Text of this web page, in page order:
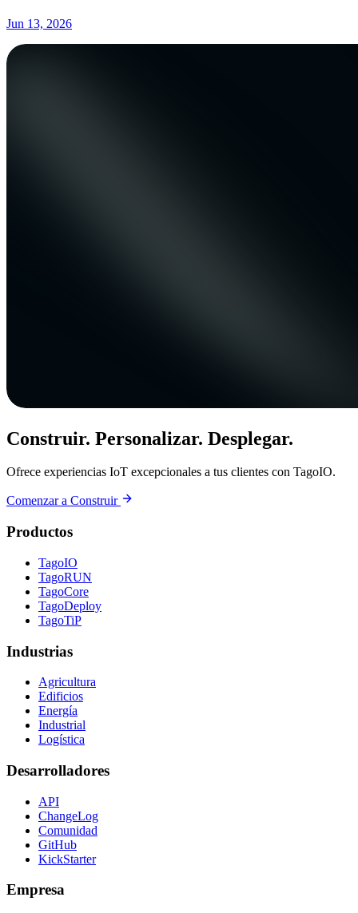
Jun 13, 2026
Construir. Personalizar. Desplegar.
Ofrece experiencias IoT excepcionales a tus clientes con TagoIO.
Comenzar a Construir
Productos
TagoIO
TagoRUN
TagoCore
TagoDeploy
TagoTiP
Industrias
Agricultura
Edificios
Energía
Industrial
Logística
Desarrolladores
API
ChangeLog
Comunidad
GitHub
KickStarter
Empresa